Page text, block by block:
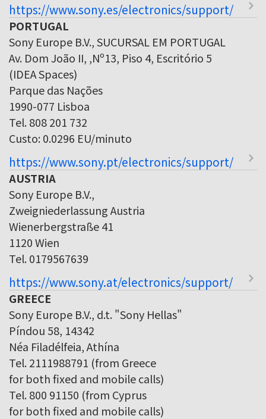
https://www.sony.es/electronics/support/
PORTUGAL
Sony Europe B.V., SUCURSAL EM PORTUGAL
Av. Dom João II, ,Nº13, Piso 4, Escritório 5
(IDEA Spaces)
Parque das Nações
1990-077 Lisboa
Tel. 808 201 732
Custo: 0.0296 EU/minuto
https://www.sony.pt/electronics/support/
AUSTRIA
Sony Europe B.V.,
Zweigniederlassung Austria
Wienerbergstraße 41
1120 Wien
Tel. 0179567639
https://www.sony.at/electronics/support/
GREECE
Sony Europe B.V., d.t. "Sony Hellas"
Píndou 58, 14342
Néa Filadélfeia, Athína
Tel. 2111988791 (from Greece
for both fixed and mobile calls)
Tel. 800 91150 (from Cyprus
for both fixed and mobile calls)